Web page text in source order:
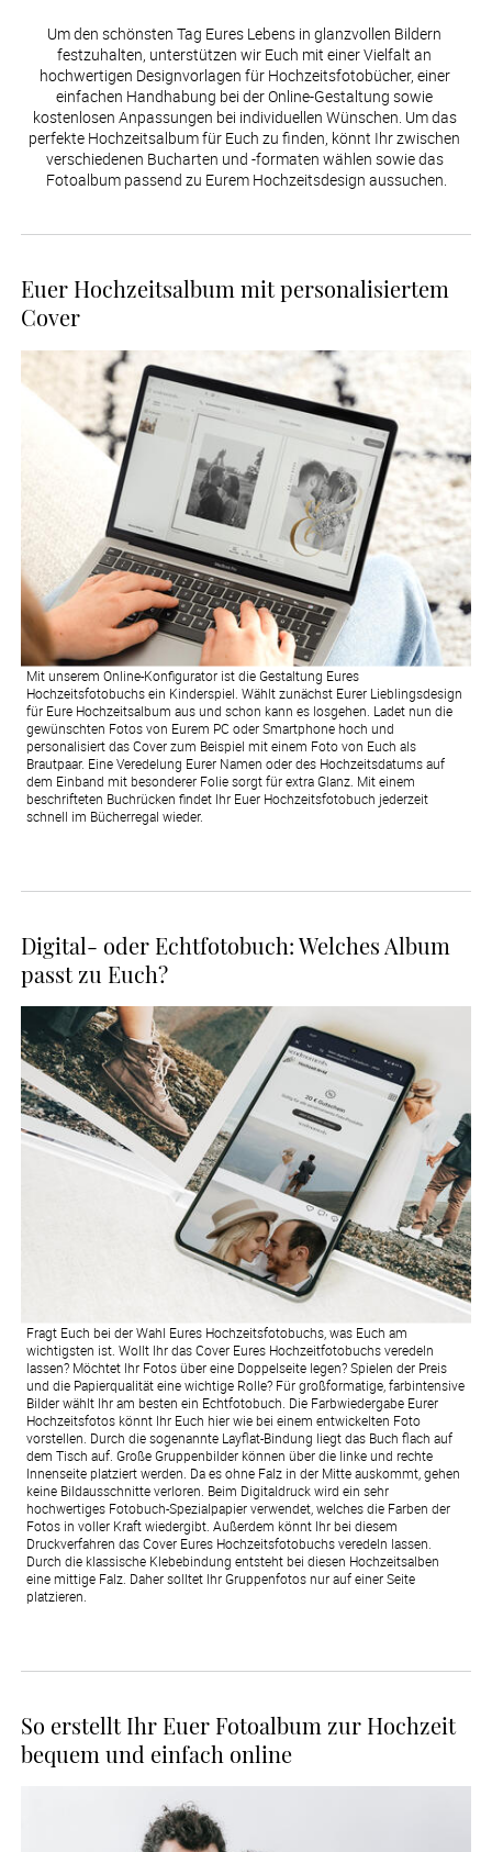
Um den schönsten Tag Eures Lebens in glanzvollen Bildern
festzuhalten, unterstützen wir Euch mit einer Vielfalt an
hochwertigen Designvorlagen für Hochzeitsfotobücher, einer
einfachen Handhabung bei der Online-Gestaltung sowie
kostenlosen Anpassungen bei individuellen Wünschen. Um das
perfekte Hochzeitsalbum für Euch zu finden, könnt Ihr zwischen
verschiedenen Bucharten und -formaten wählen sowie das
Fotoalbum passend zu Eurem Hochzeitsdesign aussuchen.
Euer Hochzeitsalbum mit personalisiertem
Cover
Mit unserem Online-Konfigurator ist die Gestaltung Eures
Hochzeitsfotobuchs ein Kinderspiel. Wählt zunächst Eurer Lieblingsdesign
für Eure Hochzeitsalbum aus und schon kann es losgehen. Ladet nun die
gewünschten Fotos von Eurem PC oder Smartphone hoch und
personalisiert das Cover zum Beispiel mit einem Foto von Euch als
Brautpaar. Eine Veredelung Eurer Namen oder des Hochzeitsdatums auf
dem Einband mit besonderer Folie sorgt für extra Glanz. Mit einem
beschrifteten Buchrücken findet Ihr Euer Hochzeitsfotobuch jederzeit
schnell im Bücherregal wieder.
Digital- oder Echtfotobuch: Welches Album
passt zu Euch?
Fragt Euch bei der Wahl Eures Hochzeitsfotobuchs, was Euch am
wichtigsten ist. Wollt Ihr das Cover Eures Hochzeitfotobuchs veredeln
lassen? Möchtet Ihr Fotos über eine Doppelseite legen? Spielen der Preis
und die Papierqualität eine wichtige Rolle? Für großformatige, farbintensive
Bilder wählt Ihr am besten ein Echtfotobuch. Die Farbwiedergabe Eurer
Hochzeitsfotos könnt Ihr Euch hier wie bei einem entwickelten Foto
vorstellen. Durch die sogenannte Layflat-Bindung liegt das Buch flach auf
dem Tisch auf. Große Gruppenbilder können über die linke und rechte
Innenseite platziert werden. Da es ohne Falz in der Mitte auskommt, gehen
keine Bildausschnitte verloren. Beim Digitaldruck wird ein sehr
hochwertiges Fotobuch-Spezialpapier verwendet, welches die Farben der
Fotos in voller Kraft wiedergibt. Außerdem könnt Ihr bei diesem
Druckverfahren das Cover Eures Hochzeitsfotobuchs veredeln lassen.
Durch die klassische Klebebindung entsteht bei diesen Hochzeitsalben
eine mittige Falz. Daher solltet Ihr Gruppenfotos nur auf einer Seite
platzieren.
So erstellt Ihr Euer Fotoalbum zur Hochzeit
bequem und einfach online